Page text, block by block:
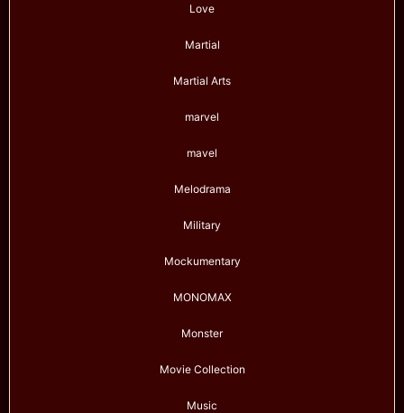
Love
Martial
Martial Arts
marvel
mavel
Melodrama
Military
Mockumentary
MONOMAX
Monster
Movie Collection
Music